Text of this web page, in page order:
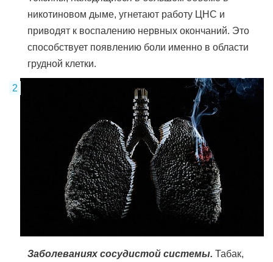
никотиновом дыме, угнетают работу ЦНС и
приводят к воспалению нервных окончаний. Это
способствует появлению боли именно в области
грудной клетки.
Заболеваниях сосудистой системы. Табак,